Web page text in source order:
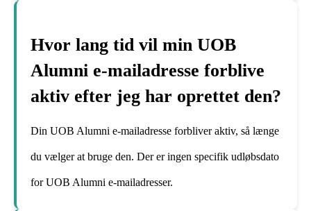
Hvor lang tid vil min UOB
Alumni e-mailadresse forblive
aktiv efter jeg har oprettet den?
Din UOB Alumni e-mailadresse forbliver aktiv, så længe
du vælger at bruge den. Der er ingen specifik udløbsdato
for UOB Alumni e-mailadresser.